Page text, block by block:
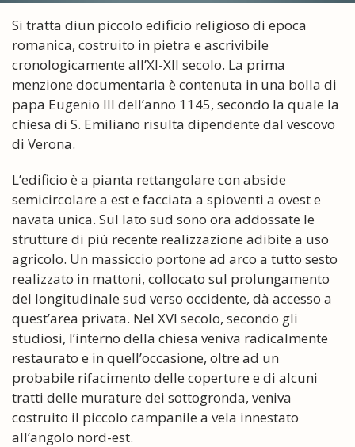
Si tratta diun piccolo edificio religioso di epoca
romanica, costruito in pietra e ascrivibile
cronologicamente all’XI-XII secolo. La prima
menzione documentaria è contenuta in una bolla di
papa Eugenio III dell’anno 1145, secondo la quale la
chiesa di S. Emiliano risulta dipendente dal vescovo
di Verona.
L’edificio è a pianta rettangolare con abside
semicircolare a est e facciata a spioventi a ovest e
navata unica. Sul lato sud sono ora addossate le
strutture di più recente realizzazione adibite a uso
agricolo. Un massiccio portone ad arco a tutto sesto
realizzato in mattoni, collocato sul prolungamento
del longitudinale sud verso occidente, dà accesso a
quest’area privata. Nel XVI secolo, secondo gli
studiosi, l’interno della chiesa veniva radicalmente
restaurato e in quell’occasione, oltre ad un
probabile rifacimento delle coperture e di alcuni
tratti delle murature dei sottogronda, veniva
costruito il piccolo campanile a vela innestato
all’angolo nord-est.